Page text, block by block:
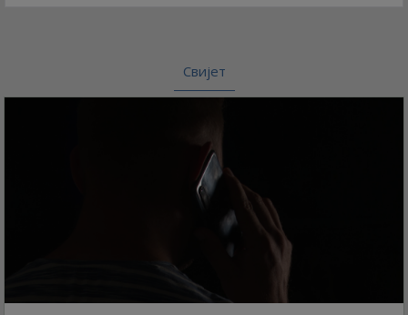
Свијет